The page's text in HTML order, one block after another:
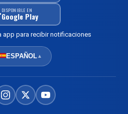
DISPONIBLE EN
Google Play
app para recibir notificaciones
ESPAÑOL▲